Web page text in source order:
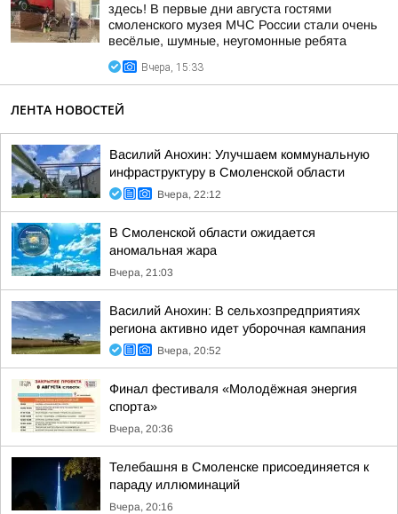
здесь! В первые дни августа гостями
смоленского музея МЧС России стали очень
весёлые, шумные, неугомонные ребята
Вчера, 15:33
ЛЕНТА НОВОСТЕЙ
Василий Анохин: Улучшаем коммунальную
инфраструктуру в Смоленской области
Вчера, 22:12
В Смоленской области ожидается
аномальная жара
Вчера, 21:03
Василий Анохин: В сельхозпредприятиях
региона активно идет уборочная кампания
Вчера, 20:52
Финал фестиваля «Молодёжная энергия
спорта»
Вчера, 20:36
Телебашня в Смоленске присоединяется к
параду иллюминаций
Вчера, 20:16